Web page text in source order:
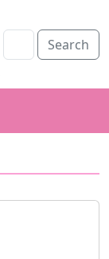
Search